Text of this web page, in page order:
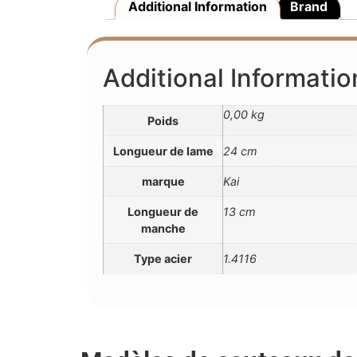
Additional Information Brand
Additional
Poids 0,00 kg
Longueur de lame 24 cm
marque Kai
Longueur de
manche
13 cm
Type acier 1.4116